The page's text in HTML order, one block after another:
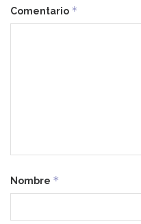
Comentario *
Nombre *